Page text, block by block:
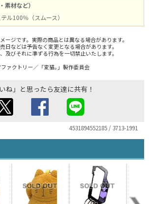
素材など）
ル100％（スムース）
ージです。実際の商品とは異なる場合があります。
日などは予告なく変更となる場合があります。
及びそれに準ずる行為を一切禁止いたします。
ァクトリー／「変猫｡」製作委員会
いね」と思ったら友達に共有！
4531894552185 / 3713-1991